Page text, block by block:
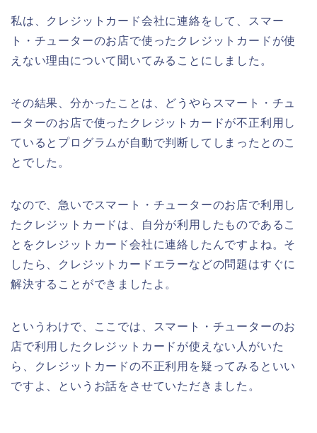
私は、クレジットカード会社に連絡をして、スマー
ト・チューターのお店で使ったクレジットカードが使
えない理由について聞いてみることにしました。
その結果、分かったことは、どうやらスマート・チュ
ーターのお店で使ったクレジットカードが不正利用し
ているとプログラムが自動で判断してしまったとのこ
とでした。
なので、急いでスマート・チューターのお店で利用し
たクレジットカードは、自分が利用したものであるこ
とをクレジットカード会社に連絡したんですよね。そ
したら、クレジットカードエラーなどの問題はすぐに
解決することができましたよ。
というわけで、ここでは、スマート・チューターのお
店で利用したクレジットカードが使えない人がいた
ら、クレジットカードの不正利用を疑ってみるといい
ですよ、というお話をさせていただきました。